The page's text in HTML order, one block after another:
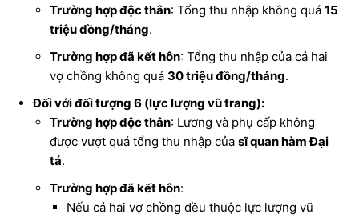
Trường hợp độc thân: Tổng thu nhập không quá 15
triệu đồng/tháng.
Trường hợp đã kết hôn: Tổng thu nhập của cả hai
vợ chồng không quá 30 triệu đồng/tháng.
Đối với đối tượng 6 (lực lượng vũ trang):
Trường hợp độc thân: Lương và phụ cấp không
được vượt quá tổng thu nhập của sĩ quan hàm Đại
tá.
Trường hợp đã kết hôn:
Nếu cả hai vợ chồng đều thuộc lực lượng vũ